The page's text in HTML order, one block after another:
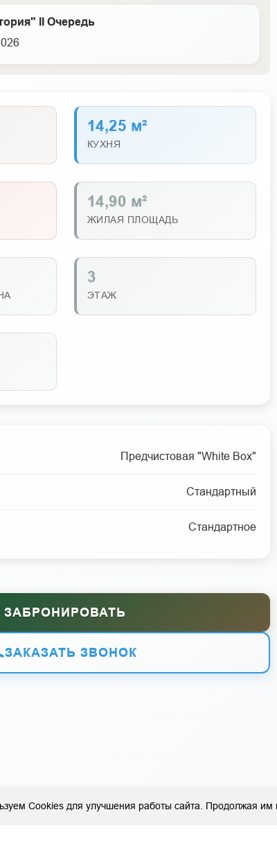
II Очередь
14,25 м²
КУХНЯ
14,90 м²
ЖИЛАЯ ПЛОЩАДЬ
3
ЭТАЖ
Предчистовая "White Box"
Стандартный
Стандартное
ЗАБРОНИРОВАТЬ
ЗАКАЗАТЬ ЗВОНОК
Cookies для улучшения работы сайта. Продолжая им